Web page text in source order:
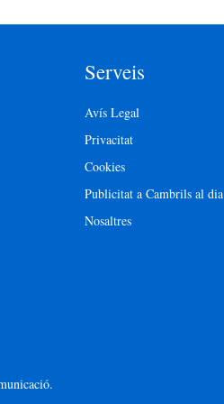
Serveis
Avís Legal
Privacitat
Cookies
Publicitat a Cambrils al dia
Nosaltres